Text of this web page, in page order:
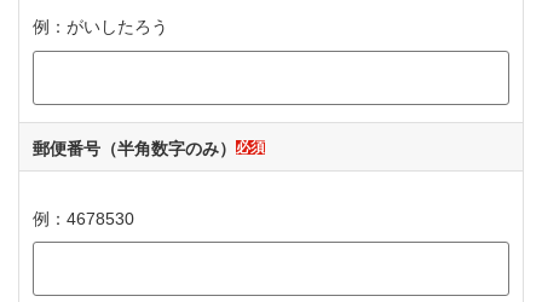
ひらがなで入力してください
例：がいしたろう
郵便番号 （半角数字のみ） 必須
例：4678530